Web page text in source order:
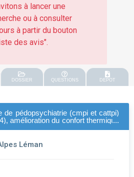
à lancer une
ou à consulter
à partir du bouton
des avis".
DOSSIER QUESTIONS DEPOT
de pédopsychiatrie (cmpi et cattpi)
amélioration du confort thermique
Léman